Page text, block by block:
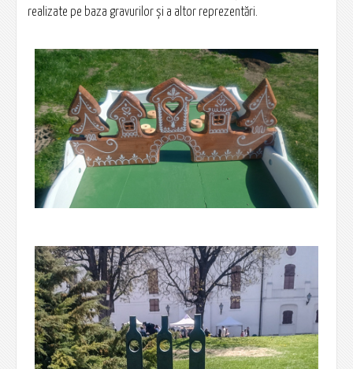
realizate pe baza gravurilor și a altor reprezentări.